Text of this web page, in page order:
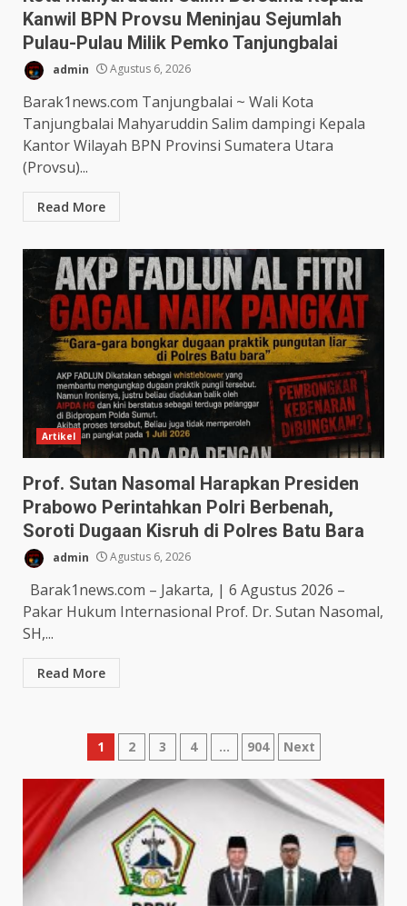
Kanwil BPN Provsu Meninjau Sejumlah
Pulau-Pulau Milik Pemko Tanjungbalai
admin Agustus 6, 2026
Barak1news.com Tanjungbalai ~ Wali Kota
Tanjungbalai Mahyaruddin Salim dampingi Kepala
Kantor Wilayah BPN Provinsi Sumatera Utara
(Provsu)...
Read More
Artikel
Prof. Sutan Nasomal Harapkan Presiden
Prabowo Perintahkan Polri Berbenah,
Soroti Dugaan Kisruh di Polres Batu Bara
admin Agustus 6, 2026
Barak1news.com – Jakarta, | 6 Agustus 2026 –
Pakar Hukum Internasional Prof. Dr. Sutan Nasomal,
SH,...
Read More
Paginasi
pos
1 2 3 4 … 904 Next